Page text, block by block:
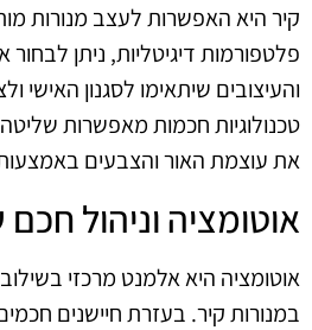
קיר היא האפשרות לעצב מנורות
פלטפורמות דיגיטליות, ניתן
והעיצובים שיתאימו לסגנון האישי
טכנולוגיות חכמות מאפשרות
את עוצמת האור והצבעים באמצעות
אוטומציה וניהול
אוטומציה היא אלמנט מרכזי
במנורות קיר. בעזרת חיישנים